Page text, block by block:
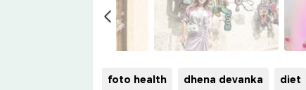
foto health dhena devanka diet